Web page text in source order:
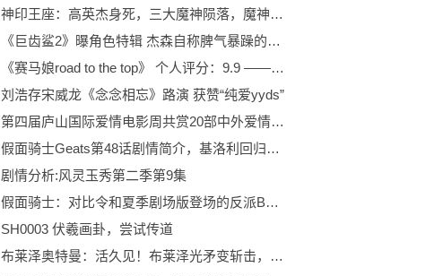
神印王座：高英杰身死，三大魔神陨落，魔神之冕的重要性
《巨齿鲨2》曝角色特辑 杰森自称脾气暴躁的老头
《赛马娘road to the top》 个人评分：9.9 ——神作
刘浩存宋威龙《念念相忘》路演 获赞“纯爱yyds”
第四届庐山国际爱情电影周共赏20部中外爱情电影
假面骑士Geats第48话剧情简介，基洛利回归帮助英寿，这下洗白了
剧情分析:风灵玉秀第二季第9集
假面骑士：对比令和夏季剧场版登场的反派BOSS骑士，你认为哪一个最厉害？
SH0003 伏羲画卦，尝试传道
布莱泽奥特曼：活久见！布莱泽光矛变斩击，腰扭成麻花